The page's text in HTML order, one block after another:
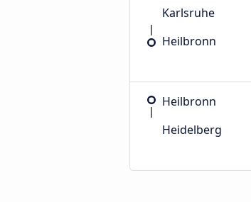
Karlsruhe
Heilbronn
Heilbronn
Heidelberg